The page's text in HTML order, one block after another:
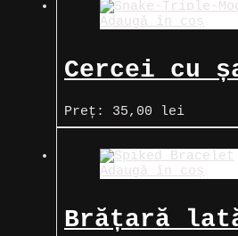
Adaugă în coș
Cercei cu
pentagramă
Triplă
Preț: 35,00 lei
Adaugă în coș
Brățară